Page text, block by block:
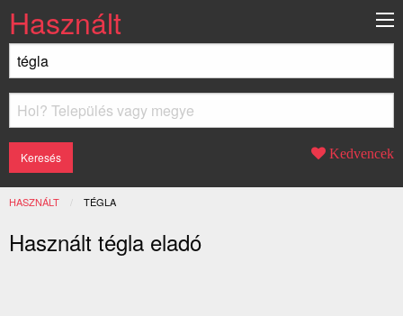
Használt
Kedvencek
HASZNÁLT JELENLEGI:
TÉGLA
Használt tégla eladó